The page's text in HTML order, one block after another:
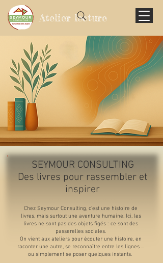
Atelier lecture
SEYMOUR CONSULTING
Des livres pour rassembler et
inspirer
Chez Seymour Consulting, c'est une histoire de
livres, mais surtout une aventure humaine. Ici, les
livres ne sont pas des objets figés : ce sont des
passerelles sociales.
On vient aux ateliers pour écouter une histoire, en
raconter une autre, se reconnaître entre les lignes ...
ou simplement se poser quelques instants.